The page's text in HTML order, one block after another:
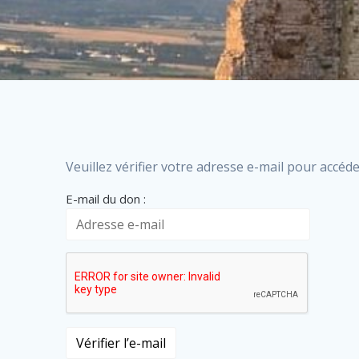
Veuillez vérifier votre adresse e-mail pour
E-mail du don :